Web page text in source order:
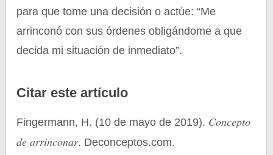
para que tome una decisión o actúe: “Me
arrinconó con sus órdenes obligándome a que
decida mi situación de inmediato”.
Citar este artículo
Fingermann, H. (10 de mayo de 2019). Concepto
de arrinconar. Deconceptos.com.